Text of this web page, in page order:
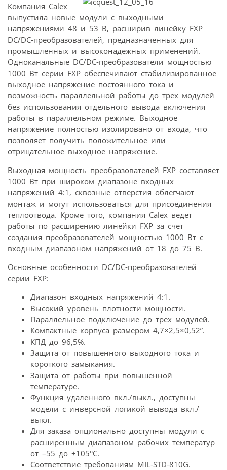
Компания Calex
выпустила новые модули с выходными
напряжениями 48 и 53 В, расширив линейку FXP
DC/DC-преобразователей, предназначенных для
промышленных и высоконадежных применений.
Одноканальные DC/DC-преобразователи мощностью
1000 Вт серии FXP обеспечивают стабилизированное
выходное напряжение постоянного тока и
возможность параллельной работы до трех модулей
без использования отдельного вывода включения
работы в параллельном режиме. Выходное
напряжение полностью изолировано от входа, что
позволяет получить положительное или
отрицательное выходное напряжение.
Выходная мощность преобразователей FXP составляет
1000 Вт при широком диапазоне входных
напряжений 4:1, сквозные отверстия облегчают
монтаж и могут использоваться для присоединения
теплоотвода. Кроме того, компания Calex ведет
работы по расширению линейки FXP за счет
создания преобразователей мощностью 1000 Вт с
входным диапазоном напряжений от 18 до 75 В.
Основные особенности DC/DC-преобразователей
серии FXP:
Диапазон входных напряжений 4:1.
Высокий уровень плотности мощности.
Параллельное подключение до трех модулей.
Компактные корпуса размером 4,7×2,5×0,52”.
КПД до 96,5%.
Защита от повышенного выходного тока и
короткого замыкания.
Защита от работы при повышенной
температуре.
Функция удаленного вкл./выкл., доступны
модели с инверсной логикой вывода вкл./
выкл.
Для заказа опционально доступны модули с
расширенным диапазоном рабочих температур
от –55 до +105°С.
Соответствие требованиям MIL-STD-810G.